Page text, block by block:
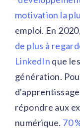
motivation la
emploi. En 2020,
de plus à
LinkedIn que
génération.
répondre aux
numérique. 70